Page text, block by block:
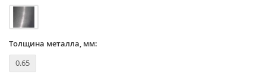
Толщина металла, мм:
0.65